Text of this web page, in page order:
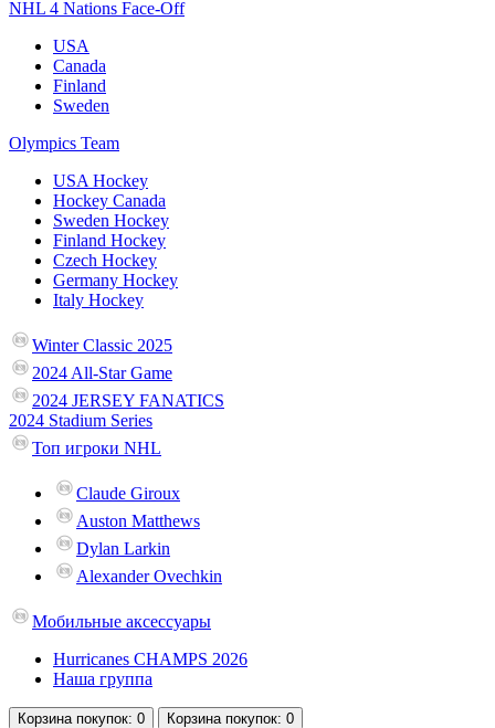
NHL 4 Nations Face-Off
USA
Canada
Finland
Sweden
Olympics Team
USA Hockey
Hockey Canada
Sweden Hockey
Finland Hockey
Czech Hockey
Germany Hockey
Italy Hockey
Winter Classic 2025
2024 All-Star Game
2024 JERSEY FANATICS
2024 Stadium Series
Топ игроки NHL
Claude Giroux
Auston Matthews
Dylan Larkin
Alexander Ovechkin
Мобильные аксессуары
Hurricanes CHAMPS 2026
Наша группа
Корзина покупок: 0 Корзина покупок: 0